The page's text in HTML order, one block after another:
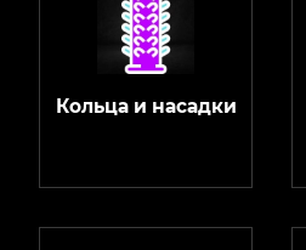
Кольца и насадки